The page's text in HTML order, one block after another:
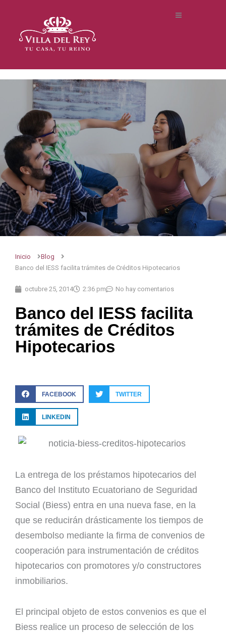
Inicio
Blog
Banco del IESS facilita trámites de Créditos Hipotecarios
octubre 25, 2014 2:36 pm No hay comentarios
Banco del IESS facilita
trámites de Créditos
Hipotecarios
FACEBOOK TWITTER
LINKEDIN
La entrega de los préstamos hipotecarios del
Banco del Instituto Ecuatoriano de Seguridad
Social (Biess) entra en una nueva fase, en la
que se reducirán drásticamente los tiempos de
desembolso mediante la firma de convenios de
cooperación para instrumentación de créditos
hipotecarios con promotores y/o constructores
inmobiliarios.
El principal objeto de estos convenios es que el
Biess realice un proceso de selección de los